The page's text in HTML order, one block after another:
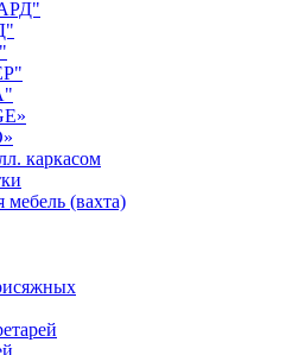
каркасом
(вахта)